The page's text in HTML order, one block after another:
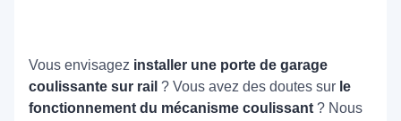
Vous envisagez installer une porte de garage
coulissante sur rail ? Vous avez des doutes sur le
fonctionnement du mécanisme coulissant ? Nous